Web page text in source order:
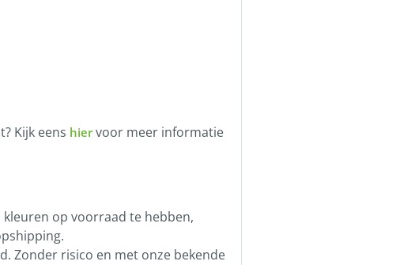
Kijk eens hiervoor meer informatie
op voorraad te hebben,
Zonder risico en met onze bekende